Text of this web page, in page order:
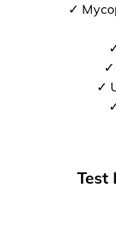
✓
✓
✓
Test